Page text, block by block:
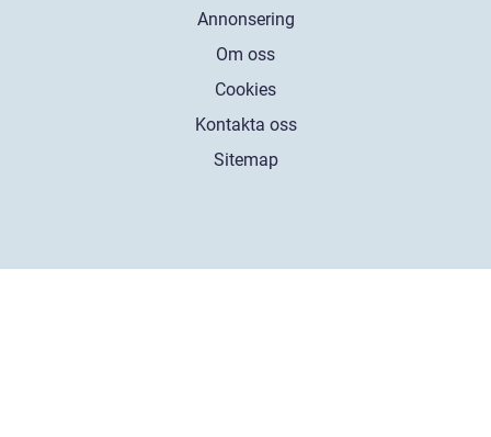
Annonsering
Om oss
Cookies
Kontakta oss
Sitemap